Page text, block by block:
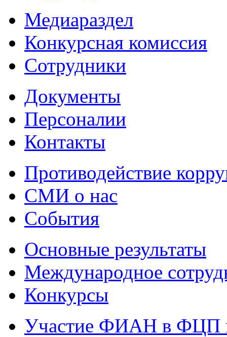
Медиараздел
Конкурсная комиссия
Сотрудники
Документы
Персоналии
Контакты
Противодействие
СМИ о нас
События
Основные результаты
Международное
Конкурсы
Участие ФИАН в ФЦП